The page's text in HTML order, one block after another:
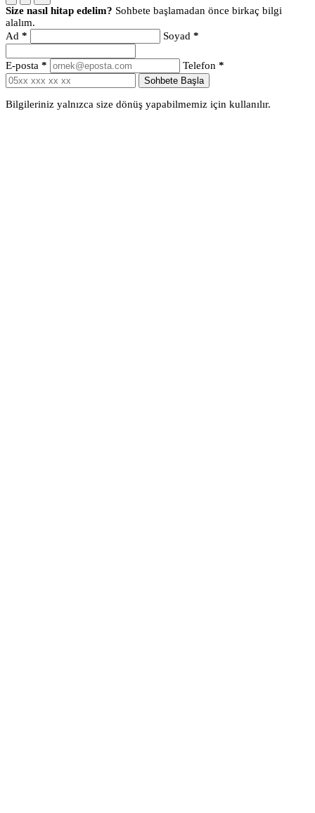
Size nasıl hitap edelim? Sohbete başlamadan önce birkaç bilgi
alalım.
Ad * Soyad *
E-posta * Telefon *
Sohbete Başla
Bilgileriniz yalnızca size dönüş yapabilmemiz için kullanılır.